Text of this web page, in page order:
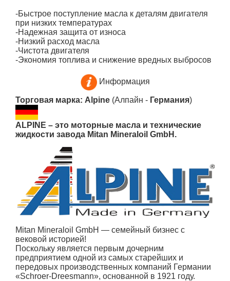
-Быстрое поступление масла к деталям двигателя
при низких температурах
-Надежная защита от износа
-Низкий расход масла
-Чистота двигателя
-Экономия топлива и снижение вредных выбросов
Информация
Торговая марка: Alpine (Алпайн - Германия)
ALPINE – это моторные масла и технические
жидкости завода Mitan Mineraloil GmbH.
Mitan Mineraloil GmbH — семейный бизнес с
вековой историей!
Поскольку является первым дочерним
предприятием одной из самых старейших и
передовых производственных компаний Германии
«Schroer-Dreesmann», основанной в 1921 году.